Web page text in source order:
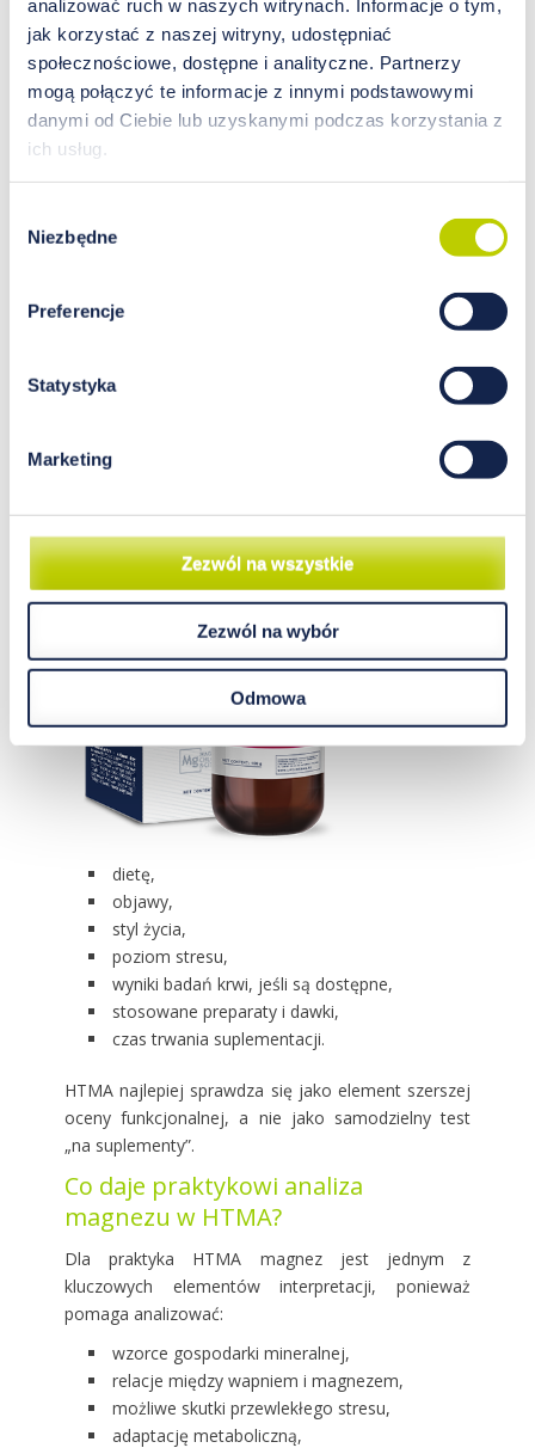
analizować ruch w naszych witrynach. Informacje o tym,
jak korzystać z naszej witryny, udostępniać
społecznościowe, dostępne i analityczne. Partnerzy
mogą połączyć te informacje z innymi podstawowymi
danymi od Ciebie lub uzyskanymi podczas korzystania z
ich usług.
zgody
Niezbędne
Preferencje
Statystyka
Marketing
Zezwól na wszystkie
Zezwól na wybór
Odmowa
suplementacji,
jakości próbki,
historii zdrowotnej klienta.
Jednym z częstych błędów jest założenie, że
„wysoko” zawsze oznacza „dobrze”, a „nisko”
zawsze oznacza „źle”. W HTMA taka interpretacja
Magnez a suplementacja
HTMA może być pomocna w monitorowaniu
długoterminowych trendów mineralnych u osób
że wynik HTMA powinien być jedyną podstawą
decyzji suplementacyjnych. Przy ocenie magnezu
dietę,
objawy,
styl życia,
poziom stresu,
wyniki badań krwi, jeśli są dostępne,
stosowane preparaty i dawki,
czas trwania suplementacji.
HTMA najlepiej sprawdza się jako element szerszej
oceny funkcjonalnej, a nie jako samodzielny test
„na suplementy”.
Co daje praktykowi analiza
magnezu w HTMA?
Dla praktyka HTMA magnez jest jednym z
kluczowych elementów interpretacji, ponieważ
pomaga analizować:
wzorce gospodarki mineralnej,
relacje między wapniem i magnezem,
możliwe skutki przewlekłego stresu,
adaptację metaboliczną,